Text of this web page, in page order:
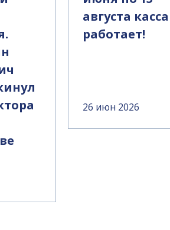
августа
работает!
26 июн 2026